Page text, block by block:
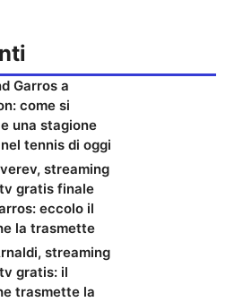
Garros a
come si
una stagione
tennis di oggi
streaming
gratis finale
eccolo il
la trasmette
streaming
gratis: il
trasmette la